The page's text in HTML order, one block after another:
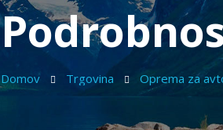
Domov Trgovina Oprema za